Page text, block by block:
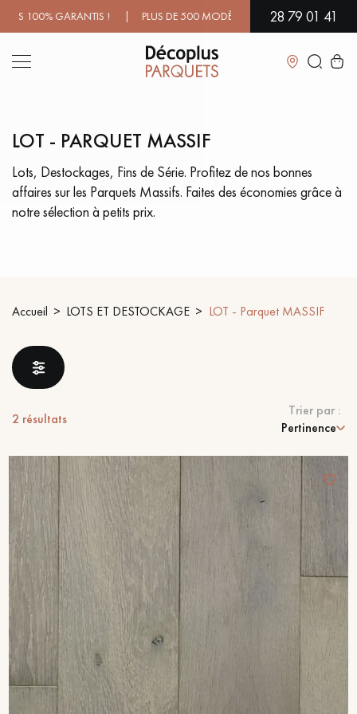
GARANTIS ! | PLUS DE 500 MODÈLES EN SHOWROOM |
28 79 01 41
Fermer
LES RECHERCHES LES PLUS COURANTES
PARQUET MASSIF
PARQUET CONTRECOLLÉ -
PARQUET VIEILLI
PARQUET LAMES LARGES XXL PARQUET EN CHÊNE
ACCESSOIRES PARQUET
D'INTÉRIEUR
Nos conseillers sont disponibles au
28 79 01 41
VOUS AVEZ UN PROJET ?
Nos experts sont à votre disposition pour vous guider pas à
LOT - PARQUET MASSIF
Lots, Destockages, Fins de Série. Profitez de nos bonnes
affaires sur les Parquets Massifs. Faites des économies grâce à
notre sélection à petits prix.
Accueil LOTS ET DESTOCKAGE LOT - Parquet MASSIF
2 résultats
Trier par :
Pertinence